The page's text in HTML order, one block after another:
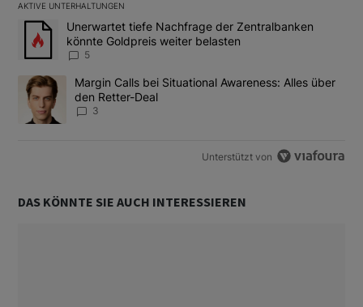
AKTIVE UNTERHALTUNGEN
Das Folgende ist eine Liste der am meisten kommentierten
Ein Trendartikel mit dem Titel "Unerwartet tiefe Nachfrage der
Unerwartet tiefe Nachfrage der Zentralbanken
könnte Goldpreis weiter belasten
5
Ein Trendartikel mit dem Titel "Margin Calls bei Situational
Margin Calls bei Situational Awareness: Alles über
den Retter-Deal
3
Unterstützt von
DAS KÖNNTE SIE AUCH INTERESSIEREN